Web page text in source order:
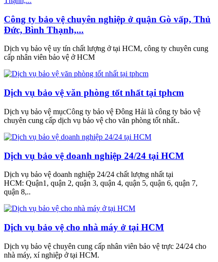
Công ty bảo vệ chuyên nghiệp ở quận Gò vấp, Thủ
Đức, Bình Thạnh,...
Dịch vụ bảo vệ uy tín chất lượng ở tại HCM, công ty chuyên cung
cấp nhân viên bảo vệ ở HCM
Dịch vụ bảo vệ văn phòng tốt nhất tại tphcm
Dịch vụ bảo vệ mụcCông ty bảo vệ Đông Hải là công ty bảo vệ
chuyên cung cấp dịch vụ bảo vệ cho văn phòng tốt nhất..
Dịch vụ bảo vệ doanh nghiệp 24/24 tại HCM
Dịch vụ bảo vệ doanh nghiệp 24/24 chất lượng nhất tại
HCM: Quận1, quận 2, quận 3, quận 4, quận 5, quận 6, quận 7,
quận 8,..
Dịch vụ bảo vệ cho nhà máy ở tại HCM
Dịch vụ bảo vệ chuyên cung cấp nhân viên bảo vệ trực 24/24 cho
nhà máy, xí nghiệp ở tại HCM.